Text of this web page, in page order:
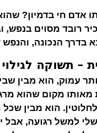
אדם חי בדמיון?
רובד מסוים בנפש,
הנכונה, והנפש
– תשוקה לגילוי
עמוק, הוא מבין
מקום שהוא
הוא מבין
למשל רגועה, אבל